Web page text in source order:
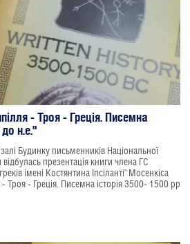
- Троя - Греція. Писемна
н.е."
Будинку письменників Національної
презентація книги члена ГС
імені Костянтина Іпсіланті" Мосенкіса
Троя - Греція. Писемна історія 3500- 1500 рр